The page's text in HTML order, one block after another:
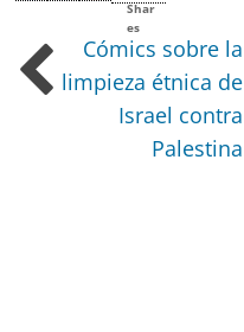
Shar
es
Cómics sobre la
limpieza étnica de
Israel contra
Palestina